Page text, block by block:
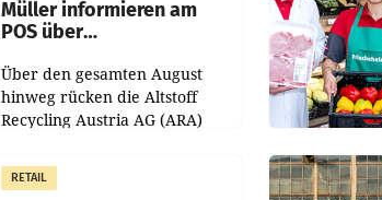
Müller informieren am
POS über
Über den gesamten August
hinweg rücken die Altstoff
Recycling Austria AG (ARA)
Müller die Initiative „Kreislauf-
Helden“ in allen
RETAIL